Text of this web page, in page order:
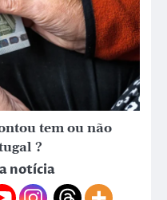
tem ou não
?
notícia